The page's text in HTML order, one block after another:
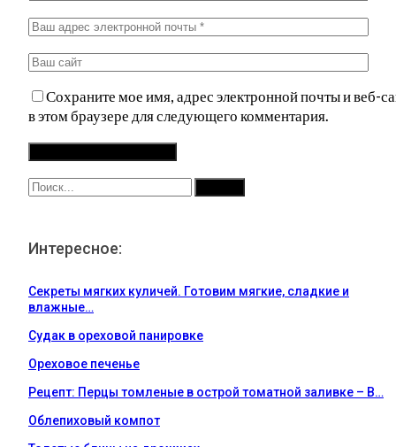
Сохраните мое имя, адрес электронной почты и веб-
в этом браузере для следующего комментария.
Интересное:
Секреты мягких куличей. Готовим мягкие, сладкие и
влажные…
Судак в ореховой панировке
Ореховое печенье
Рецепт: Перцы томленые в острой томатной заливке – В…
Облепиховый компот